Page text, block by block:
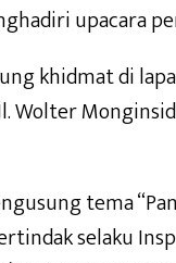
upacara
khidmat di
Wolter
tema
selaku